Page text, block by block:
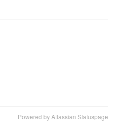
Powered by Atlassian Statuspage